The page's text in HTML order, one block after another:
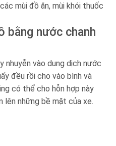
mùi đồ ăn, mùi khói thuốc
bằng nước chanh
nhuyễn vào dung dịch nước
đều rồi cho vào bình và
có thể cho hỗn hợp này
lên những bề mặt của xe.